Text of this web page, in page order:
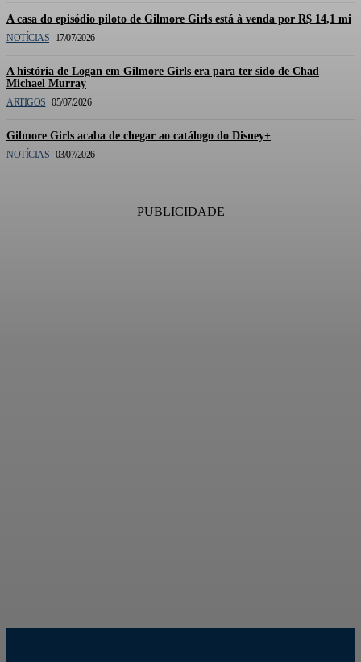
A casa do episódio piloto de Gilmore Girls está à venda por R$ 14,1 mi
NOTÍCIAS 17/07/2026
A história de Logan em Gilmore Girls era para ter sido de Chad
Michael Murray
ARTIGOS 05/07/2026
Gilmore Girls acaba de chegar ao catálogo do Disney+
NOTÍCIAS 03/07/2026
PUBLICIDADE